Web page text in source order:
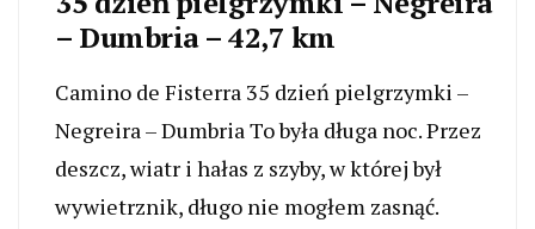
– Dumbria – 42,7 km
Camino de Fisterra 35 dzień pielgrzymki –
Negreira – Dumbria To była długa noc. Przez
deszcz, wiatr i hałas z szyby, w której był
wywietrznik, długo nie mogłem zasnąć.